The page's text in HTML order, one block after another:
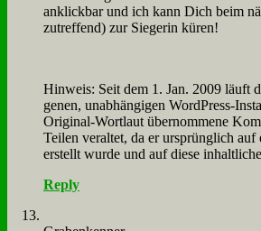
an­klick­bar und ich kann Dich beim
zu­tref­fend) zur Sie­ge­rin kü­ren!
Hin­weis: Seit dem 1. Jan. 2009 läuft
ge­nen, un­ab­hän­gi­gen Word­Press-
Ori­gi­nal-Wort­laut über­nom­me­ne
Tei­len ver­al­tet, da er ur­sprüng­lich auf
er­stellt wur­de und auf die­se
Reply